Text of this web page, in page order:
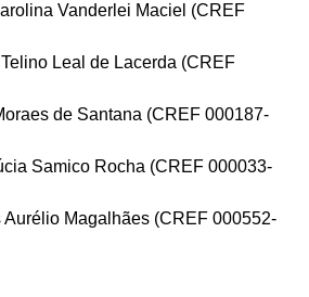
Vanderlei Maciel (CREF
Leal de Lacerda (CREF
de Santana (CREF 000187-
Samico Rocha (CREF 000033-
Aurélio Magalhães (CREF 000552-